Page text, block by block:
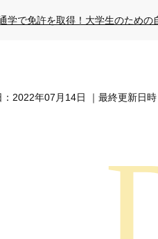
学で免許を取得！大学生のための
：2022年07月14日 ｜最終更新日